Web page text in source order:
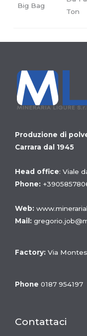
Big Bag
Ton
Produzione di
Carrara dal 1945
Head office: Viale
Phone:
Web:
Mail :
Factory: Via
Phone 0187 954197
Contattaci